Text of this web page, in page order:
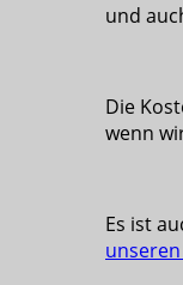
und
Die
wenn
Es ist